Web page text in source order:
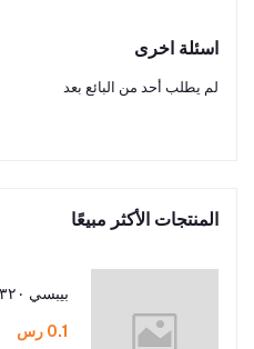
اسئلة اخرى
لم يطلب أحد من البائع بعد
المنتجات الأكثر مبيعًا
بيبسي ٣٢٠مل
0.1 رس